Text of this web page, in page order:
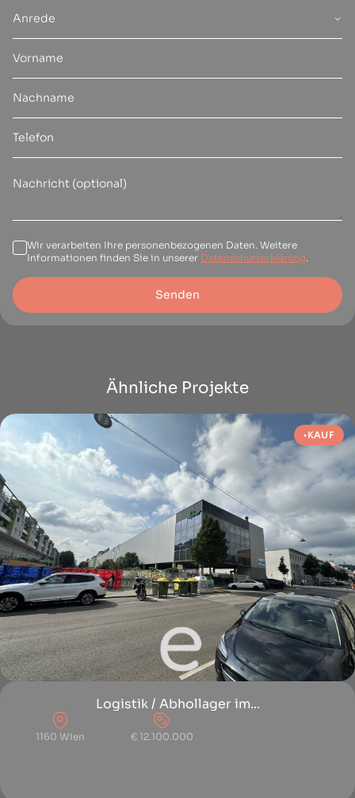
Anrede
Wir verarbeiten Ihre personenbezogenen Daten. Weitere
Informationen finden Sie in unserer Datenschutzerklärung
Senden
Ähnliche Projekte
KAUF
Logistik / Abhollager im...
1160 Wien € 12.100.000